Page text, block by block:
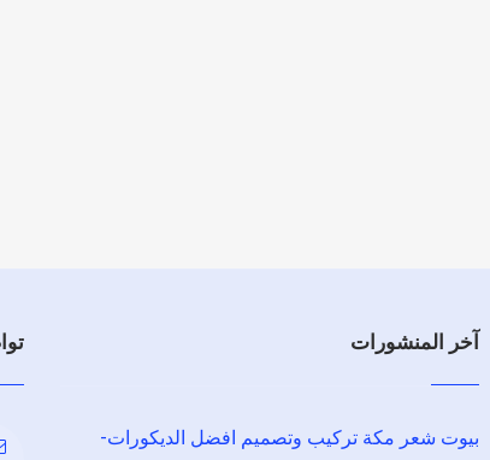
آخر المنشورات
بيوت شعر مكة تركيب وتصميم افضل الديكورات-